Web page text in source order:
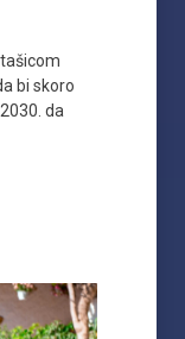
bi skoro
da